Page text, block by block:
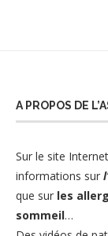
A PROPOS DE
Sur le site
informations sur
que sur les
sommeil…